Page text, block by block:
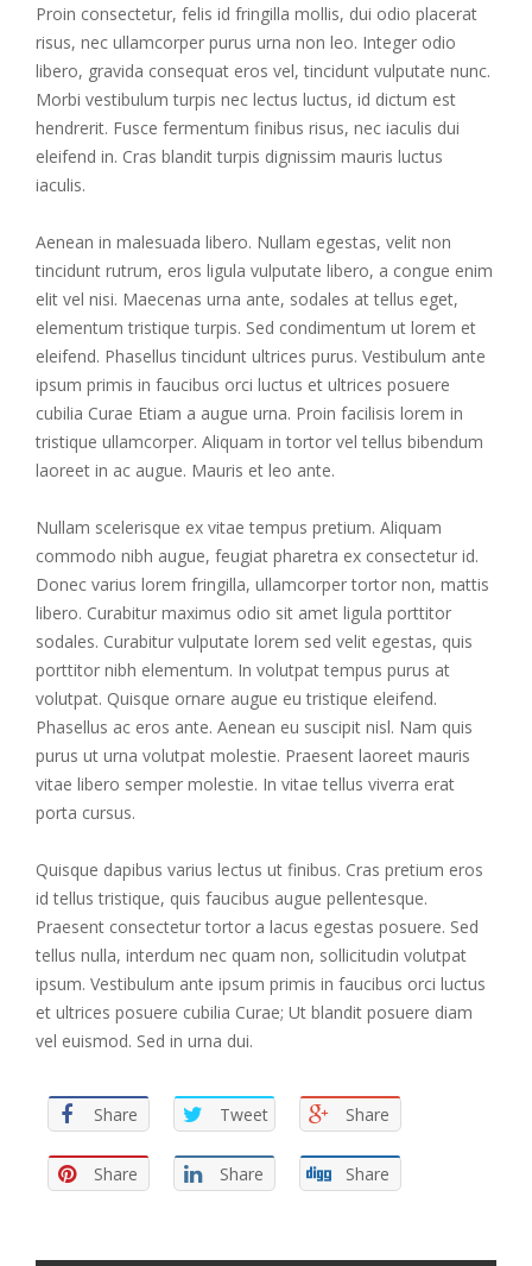
Proin consectetur, felis id fringilla mollis, dui odio placerat
risus, nec ullamcorper purus urna non leo. Integer odio
libero, gravida consequat eros vel, tincidunt vulputate nunc.
Morbi vestibulum turpis nec lectus luctus, id dictum est
hendrerit. Fusce fermentum finibus risus, nec iaculis dui
eleifend in. Cras blandit turpis dignissim mauris luctus
iaculis.
Aenean in malesuada libero. Nullam egestas, velit non
tincidunt rutrum, eros ligula vulputate libero, a congue enim
elit vel nisi. Maecenas urna ante, sodales at tellus eget,
elementum tristique turpis. Sed condimentum ut lorem et
eleifend. Phasellus tincidunt ultrices purus. Vestibulum ante
ipsum primis in faucibus orci luctus et ultrices posuere
cubilia Curae Etiam a augue urna. Proin facilisis lorem in
tristique ullamcorper. Aliquam in tortor vel tellus bibendum
laoreet in ac augue. Mauris et leo ante.
Nullam scelerisque ex vitae tempus pretium. Aliquam
commodo nibh augue, feugiat pharetra ex consectetur id.
Donec varius lorem fringilla, ullamcorper tortor non, mattis
libero. Curabitur maximus odio sit amet ligula porttitor
sodales. Curabitur vulputate lorem sed velit egestas, quis
porttitor nibh elementum. In volutpat tempus purus at
volutpat. Quisque ornare augue eu tristique eleifend.
Phasellus ac eros ante. Aenean eu suscipit nisl. Nam quis
purus ut urna volutpat molestie. Praesent laoreet mauris
vitae libero semper molestie. In vitae tellus viverra erat
porta cursus.
Quisque dapibus varius lectus ut finibus. Cras pretium eros
id tellus tristique, quis faucibus augue pellentesque.
Praesent consectetur tortor a lacus egestas posuere. Sed
tellus nulla, interdum nec quam non, sollicitudin volutpat
ipsum. Vestibulum ante ipsum primis in faucibus orci luctus
et ultrices posuere cubilia Curae; Ut blandit posuere diam
vel euismod. Sed in urna dui.
Share Tweet Share
Share Share Share